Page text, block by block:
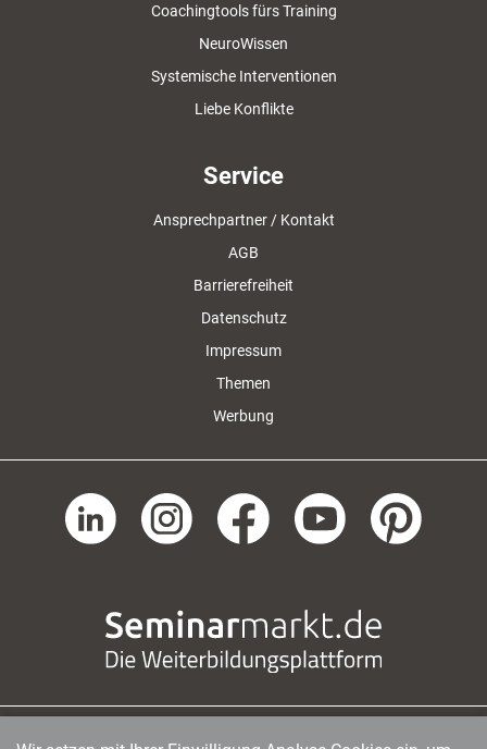
Coachingtools fürs Training
NeuroWissen
Systemische Interventionen
Liebe Konflikte
Service
Ansprechpartner / Kontakt
AGB
Barrierefreiheit
Datenschutz
Impressum
Themen
Werbung